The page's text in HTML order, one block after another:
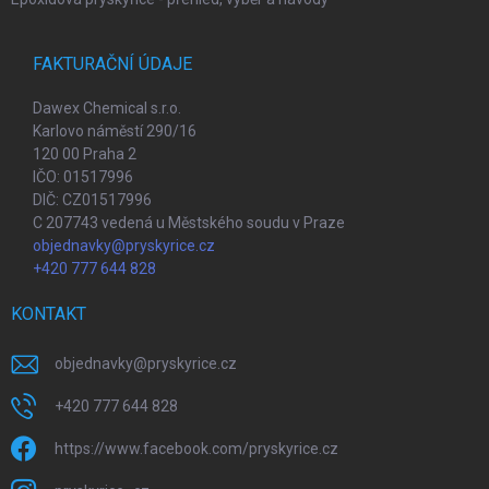
FAKTURAČNÍ ÚDAJE
Dawex Chemical s.r.o.
Karlovo náměstí 290/16
120 00 Praha 2
IČO: 01517996
DIČ: CZ01517996
C 207743 vedená u Městského soudu v Praze
objednavky@pryskyrice.cz
+420 777 644 828
KONTAKT
objednavky@pryskyrice.cz
+420 777 644 828
https://www.facebook.com/pryskyrice.cz